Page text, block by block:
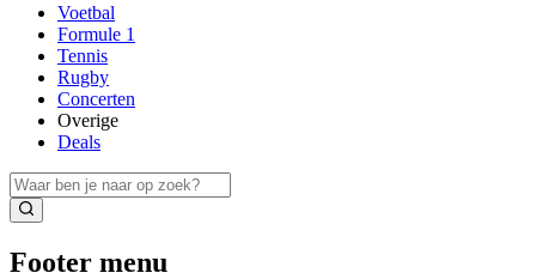
Voetbal
Formule 1
Tennis
Rugby
Concerten
Overige
Deals
Footer menu